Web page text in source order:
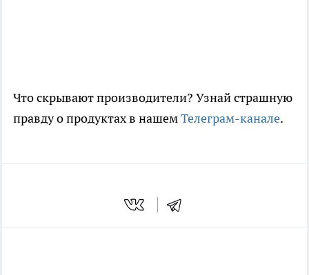
Что скрывают производители? Узнай страшную
правду о продуктах в нашемТелеграм-канале.